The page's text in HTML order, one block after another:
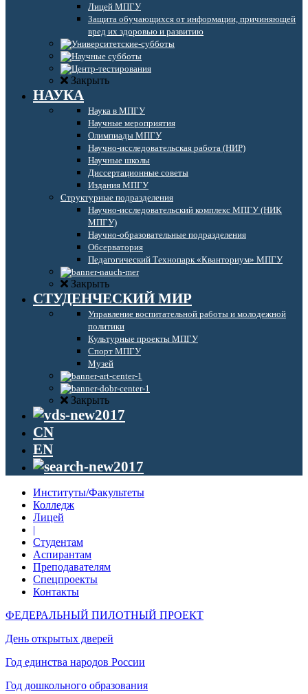
Лицей МПГУ
Защита обучающихся от информации, причиняющей
вред их здоровью и развитию
Закрыть
НАУКА
Наука в МПГУ
Научные мероприятия
Олимпиады МПГУ
Научно-исследовательская работа (НИР)
Научные школы
Диссертационные советы
Издания МПГУ
Структурные подразделения
Научно-исследовательский комплекс МПГУ (НИК
МПГУ)
Научно-образовательные подразделения
Обсерватория
Педагогический Технопарк «Кванториум» МПГУ
Закрыть
СТУДЕНЧЕСКИЙ МИР
Управление воспитательной работы и молодежной
политики
Культурные проекты МПГУ
Спорт МПГУ
Музей
Закрыть
CN
EN
Институты/Факультеты
Колледж
Лицей
|
Студентам
Аспирантам
Преподавателям
Спецпроекты
Контакты
ФЕДЕРАЛЬНЫЙ ПИЛОТНЫЙ ПРОЕКТ
День открытых дверей
Год единства народов России
Год дошкольного образования